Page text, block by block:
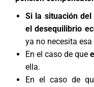
Si la situación
el desequilibrio
ya no necesita
En el caso de que
ella.
En el caso de